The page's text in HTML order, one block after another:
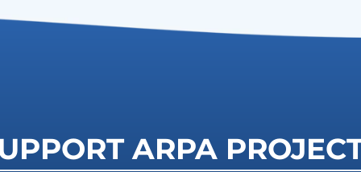
ARPA